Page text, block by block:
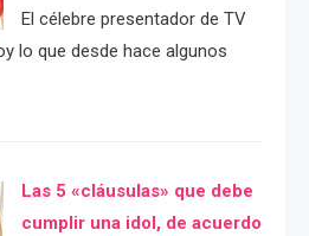
El célebre presentador de TV
lo que desde hace algunos
Las 5 «cláusulas» que debe
cumplir una idol, de acuerdo